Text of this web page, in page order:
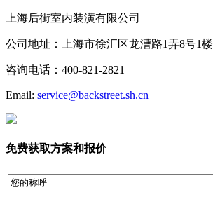
上海后街室内装潢有限公司
公司地址：上海市徐汇区龙漕路1弄8号1楼
咨询电话：400-821-2821
Email: service@backstreet.sh.cn
免费获取方案和报价